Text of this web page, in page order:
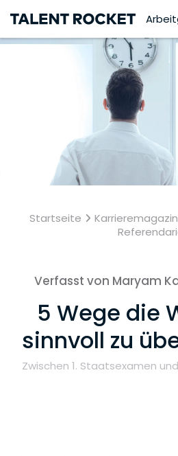
Startseite Karrieremagazin
Verfasst von Maryam
5 Wege die
sinnvoll zu
Zwischen 1. Staatsexamen